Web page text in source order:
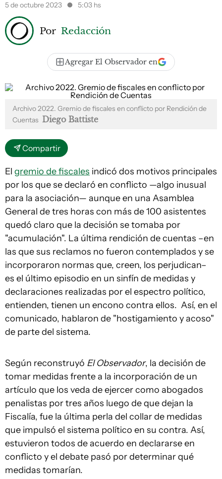
5 de octubre 2023
5:03 hs
Por Redacción
Agregar El Observador en
Archivo 2022. Gremio de fiscales en conflicto por Rendición de
Cuentas Diego Battiste
Compartir
El gremio de fiscales indicó dos motivos principales
por los que se declaró en conflicto —algo inusual
para la asociación— aunque en una Asamblea
General de tres horas con más de 100 asistentes
quedó claro que la decisión se tomaba por
"acumulación". La última rendición de cuentas –en
las que sus reclamos no fueron contemplados y se
incorporaron normas que, creen, los perjudican–
es el último episodio en un sinfín de medidas y
declaraciones realizadas por el espectro político,
entienden, tienen un encono contra ellos. Así, en el
comunicado, hablaron de "hostigamiento y acoso"
de parte del sistema.
Según reconstruyó El Observador, la decisión de
tomar medidas frente a la incorporación de un
artículo que los veda de ejercer como abogados
penalistas por tres años luego de que dejan la
Fiscalía, fue la última perla del collar de medidas
que impulsó el sistema político en su contra. Así,
estuvieron todos de acuerdo en declararse en
conflicto y el debate pasó por determinar qué
medidas tomarían.